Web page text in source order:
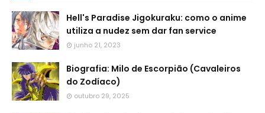
Hell's Paradise Jigokuraku: como o anime
utiliza a nudez sem dar fan service
junho 21, 2023
Biografia: Milo de Escorpião (Cavaleiros
do Zodíaco)
outubro 29, 2025